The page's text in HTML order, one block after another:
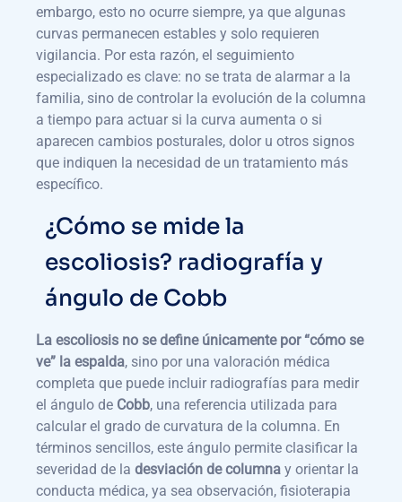
embargo, esto no ocurre siempre, ya que algunas
curvas permanecen estables y solo requieren
vigilancia. Por esta razón, el seguimiento
especializado es clave: no se trata de alarmar a la
familia, sino de controlar la evolución de la columna
a tiempo para actuar si la curva aumenta o si
aparecen cambios posturales, dolor u otros signos
que indiquen la necesidad de un tratamiento más
específico.
¿Cómo se mide la
escoliosis? radiografía y
ángulo de Cobb
La escoliosis no se define únicamente por “cómo se
ve” la espalda, sino por una valoración médica
completa que puede incluir radiografías para medir
el ángulo de Cobb, una referencia utilizada para
calcular el grado de curvatura de la columna. En
términos sencillos, este ángulo permite clasificar la
severidad de la desviación de columna y orientar la
conducta médica, ya sea observación, fisioterapia